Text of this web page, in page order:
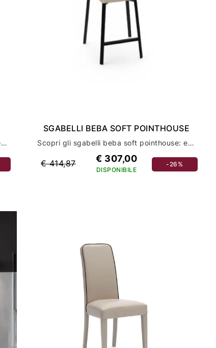
Scopri le sedie me scab design: arredamento casa di qualità ed eleganza
SGABELLI BEBA SOFT POINTHOUSE
Scopri gli sgabelli beba soft pointhouse: eleganza e comfort per l'arredamento della tua casa
€ 414,87 € 307,00
DISPONIBILE
-26%